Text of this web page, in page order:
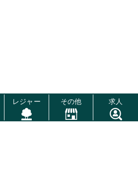
レジャー その他 求人